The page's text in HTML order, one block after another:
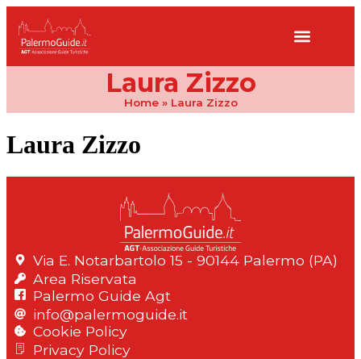
Laura Zizzo
Home» Laura Zizzo
Laura Zizzo
Via E. Notarbartolo 15 - 90144 Palermo (PA)
Area Riservata
Palermo Guide Agt
info@palermoguide.it
Cookie Policy
Privacy Policy